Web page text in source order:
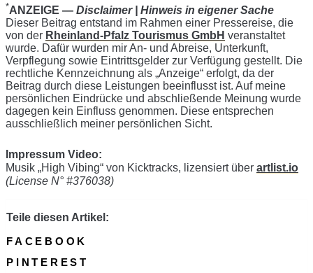
*ANZEIGE — Disclaimer | Hinweis in eigener Sache
Dieser Beitrag entstand im Rahmen einer Pressereise, die
von der Rheinland-Pfalz Tourismus GmbH veranstaltet
wurde. Dafür wurden mir An- und Abreise, Unterkunft,
Verpflegung sowie Eintrittsgelder zur Verfügung gestellt. Die
rechtliche Kennzeichnung als „Anzeige“ erfolgt, da der
Beitrag durch diese Leistungen beeinflusst ist. Auf meine
persönlichen Eindrücke und abschließende Meinung wurde
dagegen kein Einfluss genommen. Diese entsprechen
ausschließlich meiner persönlichen Sicht.
Impressum Video:
Musik „High Vibing“ von Kicktracks, lizensiert über artlist.io
(License N° #376038)
Teile diesen Artikel:
FACEBOOK
PINTEREST